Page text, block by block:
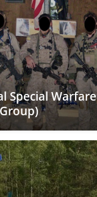
Special Warfare